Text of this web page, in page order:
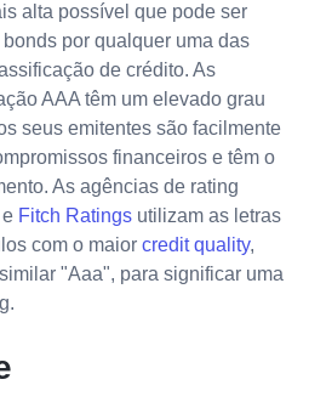
alta possível que pode ser
por qualquer uma das
de crédito. As
AAA têm um elevado grau
seus emitentes são facilmente
financeiros e têm o
As agências de rating
Fitch Ratings utilizam as letras
com o maior credit quality,
"Aaa", para significar uma